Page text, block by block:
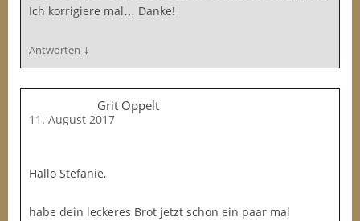
Ich korrigiere mal… Danke!
Antworten ↓
Grit Oppelt
11. August 2017
Hallo Stefanie,
habe dein leckeres Brot jetzt schon ein paar mal